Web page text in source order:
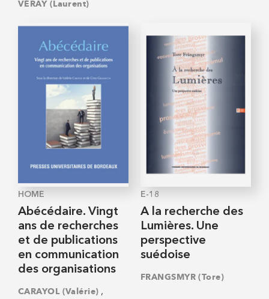
VÉRAY (Laurent)
HOME
Abécédaire. Vingt
ans de recherches
et de publications
en communication
des organisations
CARAYOL (Valérie) ,
E-18
A la recherche des
Lumières. Une
perspective
suédoise
FRANGSMYR (Tore)